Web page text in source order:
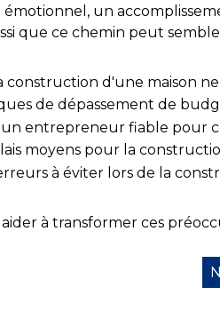
émotionnel, un
que ce chemin peut
construction d'une maison
de dépassement de
entrepreneur fiable pour
moyens pour la
à éviter lors de la
à transformer ces